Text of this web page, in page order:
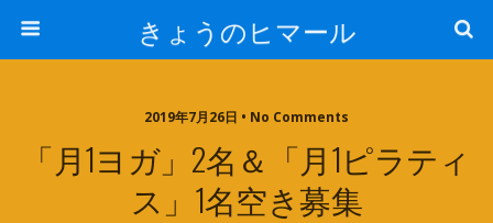
きょうのヒマール
2019年7月26日 • No Comments
「月1ヨガ」2名＆「月1ピラティ
ス」1名空き募集